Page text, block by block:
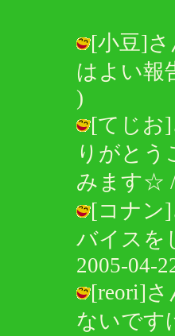
[小豆]
はよい報
)
[てじお]
りがと
みます☆ /
[コナン
バイスを
2005-04-
[reori]
ないです